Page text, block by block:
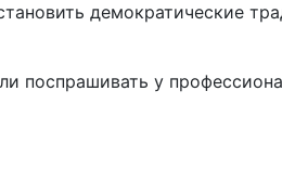
демократические
поспрашивать у